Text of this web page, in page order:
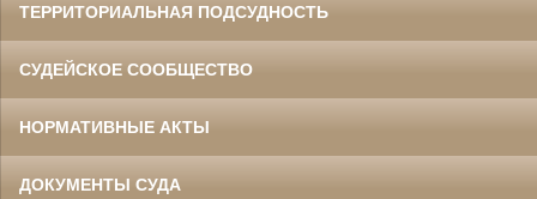
ТЕРРИТОРИАЛЬНАЯ ПОДСУДНОСТЬ
СУДЕЙСКОЕ СООБЩЕСТВО
НОРМАТИВНЫЕ АКТЫ
ДОКУМЕНТЫ СУДА